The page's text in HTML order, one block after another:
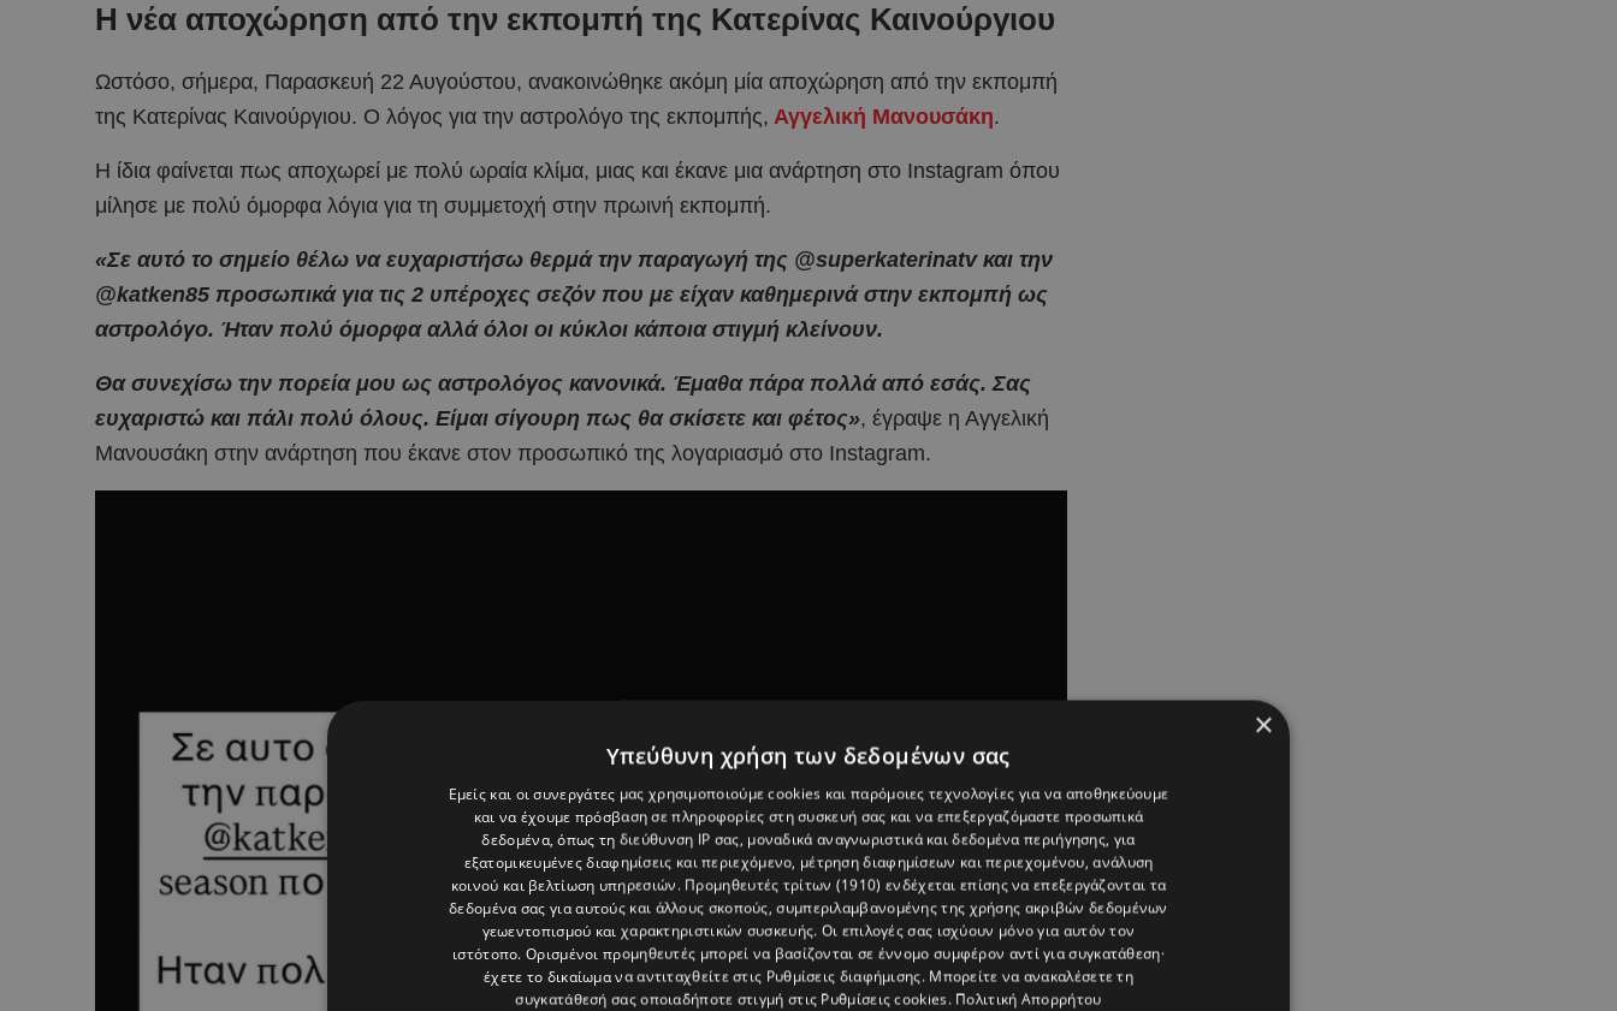
Η νέα αποχώρηση από την εκπομπή της Κατερίνας Καινούργιου
Ωστόσο, σήμερα, Παρασκευή 22 Αυγούστου, ανακοινώθηκε ακόμη μία αποχώρηση από την εκπομπή
της Κατερίνας Καινούργιου. Ο λόγος για την αστρολόγο της εκπομπής, Αγγελική Μανουσάκη.
Η ίδια φαίνεται πως αποχωρεί με πολύ ωραία κλίμα, μιας και έκανε μια ανάρτηση στο Instagram όπου
μίλησε με πολύ όμορφα λόγια για τη συμμετοχή στην πρωινή εκπομπή.
«Σε αυτό το σημείο θέλω να ευχαριστήσω θερμά την παραγωγή της @superkaterinatv και την
@katken85 προσωπικά για τις 2 υπέροχες σεζόν που με είχαν καθημερινά στην εκπομπή ως
αστρολόγο. Ήταν πολύ όμορφα αλλά όλοι οι κύκλοι κάποια στιγμή κλείνουν.
Θα συνεχίσω την πορεία μου ως αστρολόγος κανονικά. Έμαθα πάρα πολλά από εσάς. Σας
ευχαριστώ και πάλι πολύ όλους. Είμαι σίγουρη πως θα σκίσετε και φέτος», έγραψε η Αγγελική
Μανουσάκη στην ανάρτηση που έκανε στον προσωπικό της λογαριασμό στο Instagram.
×
Υπεύθυνη χρήση των δεδομένων σας
Εμείς και οι συνεργάτες μας χρησιμοποιούμε cookies και παρόμοιες τεχνολογίες για να αποθηκεύουμε
και να έχουμε πρόσβαση σε πληροφορίες στη συσκευή σας και να επεξεργαζόμαστε προσωπικά
δεδομένα, όπως τη διεύθυνση IP σας, μοναδικά αναγνωριστικά και δεδομένα περιήγησης, για
εξατομικευμένες διαφημίσεις και περιεχόμενο, μέτρηση διαφημίσεων και περιεχομένου, ανάλυση
κοινού και βελτίωση υπηρεσιών. Προμηθευτές τρίτων (1910) ενδέχεται επίσης να επεξεργάζονται τα
δεδομένα σας για αυτούς και άλλους σκοπούς, συμπεριλαμβανομένης της χρήσης ακριβών δεδομένων
γεωεντοπισμού και χαρακτηριστικών συσκευής. Οι επιλογές σας ισχύουν μόνο για αυτόν τον
ιστότοπο. Ορισμένοι προμηθευτές μπορεί να βασίζονται σε έννομο συμφέρον αντί για συγκατάθεση·
έχετε το δικαίωμα να αντιταχθείτε στις Ρυθμίσεις διαφήμισης. Μπορείτε να ανακαλέσετε τη
συγκατάθεσή σας οποιαδήποτε στιγμή στις Ρυθμίσεις cookies. Πολιτική Απορρήτου